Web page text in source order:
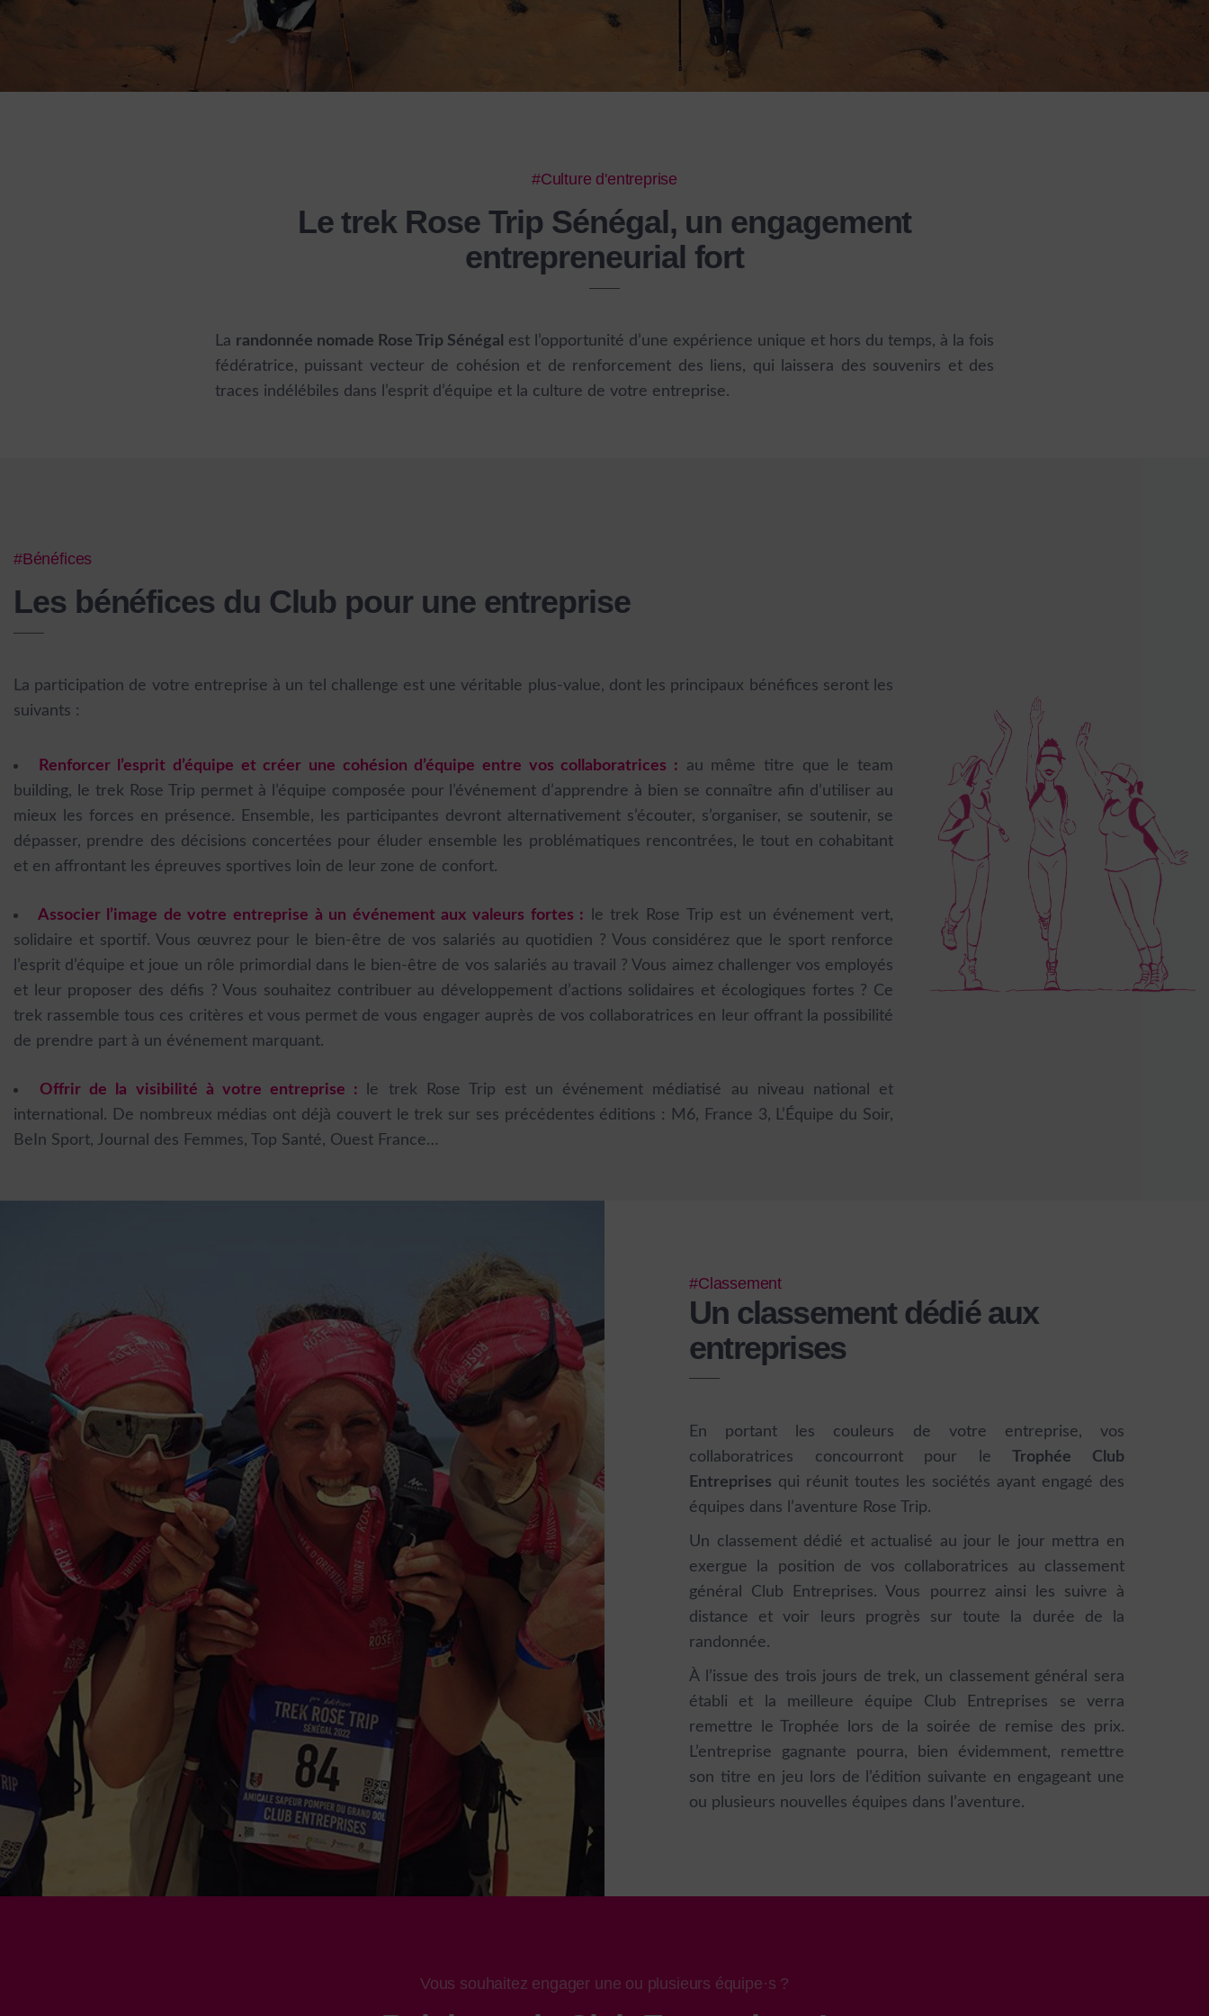
#Culture d'entreprise
Le trek Rose Trip Sénégal, un engagement
entrepreneurial fort
La randonnée nomade Rose Trip Sénégal
est l’opportunité d’une expérience unique et hors du temps, à la fois
fédératrice, puissant vecteur de cohésion et de renforcement des liens, qui laissera des souvenirs et des
traces indélébiles dans l’esprit d’équipe et la culture de votre entreprise.
#Bénéfices
Les bénéfices du Club pour une entreprise
La participation de votre entreprise à un tel challenge est une véritable plus-value, dont les principaux bénéfices seront les
suivants :
Renforcer l’esprit d’équipe et créer une cohésion d’équipe entre vos collaboratrices : au même titre que le team
building, le trek Rose Trip permet à l’équipe composée pour l’événement d’apprendre à bien se connaître afin d’utiliser au
mieux les forces en présence. Ensemble, les participantes devront alternativement s’écouter, s’organiser, se soutenir, se
dépasser, prendre des décisions concertées pour éluder ensemble les problématiques rencontrées, le tout en cohabitant
et en affrontant les épreuves sportives loin de leur zone de confort.
Associer l’image de votre entreprise à un événement aux valeurs fortes : le trek Rose Trip est un événement vert,
solidaire et sportif. Vous œuvrez pour le bien-être de vos salariés au quotidien ? Vous considérez que le sport renforce
l’esprit d’équipe et joue un rôle primordial dans le bien-être de vos salariés au travail ? Vous aimez challenger vos employés
et leur proposer des défis ? Vous souhaitez contribuer au développement d’actions solidaires et écologiques fortes ? Ce
trek rassemble tous ces critères et vous permet de vous engager auprès de vos collaboratrices en leur offrant la possibilité
de prendre part à un événement marquant.
Offrir de la visibilité à votre entreprise :
le trek Rose Trip est un événement médiatisé au niveau national et
international. De nombreux médias ont déjà couvert le trek sur ses précédentes éditions : M6, France 3, L’Équipe du Soir,
BeIn Sport, Journal des Femmes, Top Santé, Ouest France…
#Classement
Un classement dédié aux
entreprises
En portant les couleurs de votre entreprise, vos
collaboratrices concourront pour le Trophée Club
Entreprises qui réunit toutes les sociétés ayant engagé des
équipes dans l’aventure Rose Trip.
Un classement dédié et actualisé au jour le jour mettra en
exergue la position de vos collaboratrices au classement
général Club Entreprises. Vous pourrez ainsi les suivre à
distance et voir leurs progrès sur toute la durée de la
randonnée.
À l’issue des trois jours de trek, un classement général sera
établi et la meilleure équipe Club Entreprises se verra
remettre le Trophée lors de la soirée de remise des prix.
L’entreprise gagnante pourra, bien évidemment, remettre
son titre en jeu lors de l’édition suivante en engageant une
ou plusieurs nouvelles équipes dans l’aventure.
Vous souhaitez engager une ou plusieurs équipe·s ?